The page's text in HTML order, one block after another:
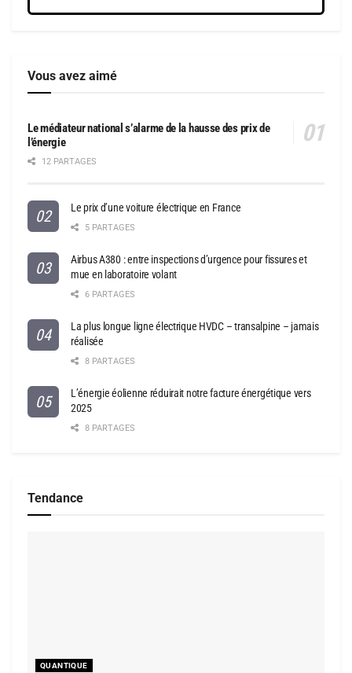
Vous avez aimé
Le médiateur national s’alarme de la hausse des prix de
l’énergie
12 PARTAGES
Le prix d’une voiture électrique en France
5 PARTAGES
Airbus A380 : entre inspections d’urgence pour fissures et
mue en laboratoire volant
6 PARTAGES
La plus longue ligne électrique HVDC – transalpine – jamais
réalisée
8 PARTAGES
L’énergie éolienne réduirait notre facture énergétique vers
2025
8 PARTAGES
Tendance
QUANTIQUE